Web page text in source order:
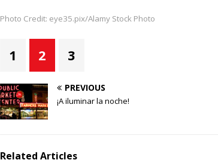
Photo Credit: eye35.pix/Alamy Stock Photo
1 2 3
PREVIOUS
¡A iluminar la noche!
Related Articles